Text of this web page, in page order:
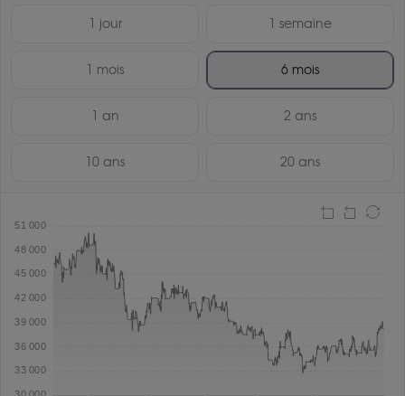
1 jour 1 semaine
1 mois 6 mois
1 an 2 ans
10 ans 20 ans